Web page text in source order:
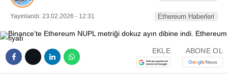
Yayınlandı: 23.02.2026 - 12:31 Ethereum Haberleri
EKLE ABONE OL